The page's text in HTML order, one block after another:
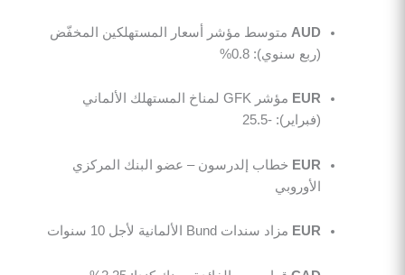
AUD متوسط مؤشر أسعار المستهلكين المخفّض
(ربع سنوي): 0.8%
EUR
مؤشر GFK لمناخ المستهلك الألماني
(فبراير): -25.5
EUR خطاب إلدرسون – عضو البنك المركزي
الأوروبي
EUR مزاد سندات Bund الألمانية لأجل 10 سنوات